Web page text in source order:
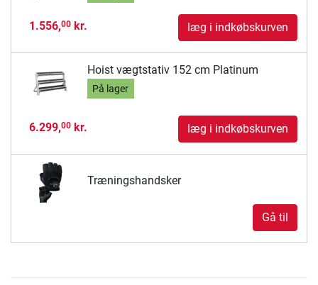
1.556,00kr. læg i indkøbskurven
Hoist vægtstativ 152 cm Platinum
På lager
6.299,00kr. læg i indkøbskurven
Træningshandsker
Gå til